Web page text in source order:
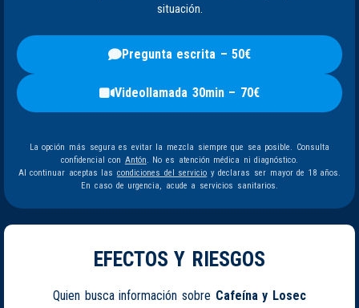
situación.
Pregunta escrita – 50€
Videollamada 30min – 70€
La opción más segura es evitar la mezcla siempre que sea posible. Consulta
confidencial con Antón. No es atención médica ni diagnóstico.
Al continuar aceptas las condiciones del servicio y declaras ser mayor de 18 años.
En caso de urgencia, acude a servicios sanitarios.
EFECTOS Y RIESGOS
Quien busca información sobre Cafeína y Losec